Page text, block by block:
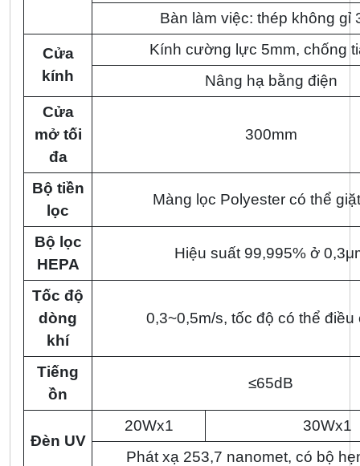
Bàn làm việc: thép không gỉ
Cửa
kính
Kính cường lực 5mm, chống
Nâng hạ bằng điện
Cửa
mở tối
đa
300mm
Bộ tiền
lọc
Màng lọc Polyester có thể
Bộ lọc
HEPA
Hiệu suất 99,995% ở
Tốc độ
dòng
khí
0,3~0,5m/s, tốc độ có thể điều
Tiếng
ồn
≤65dB
Đèn UV
20Wx1
30Wx1
Phát xạ 253,7 nanomet, có bộ